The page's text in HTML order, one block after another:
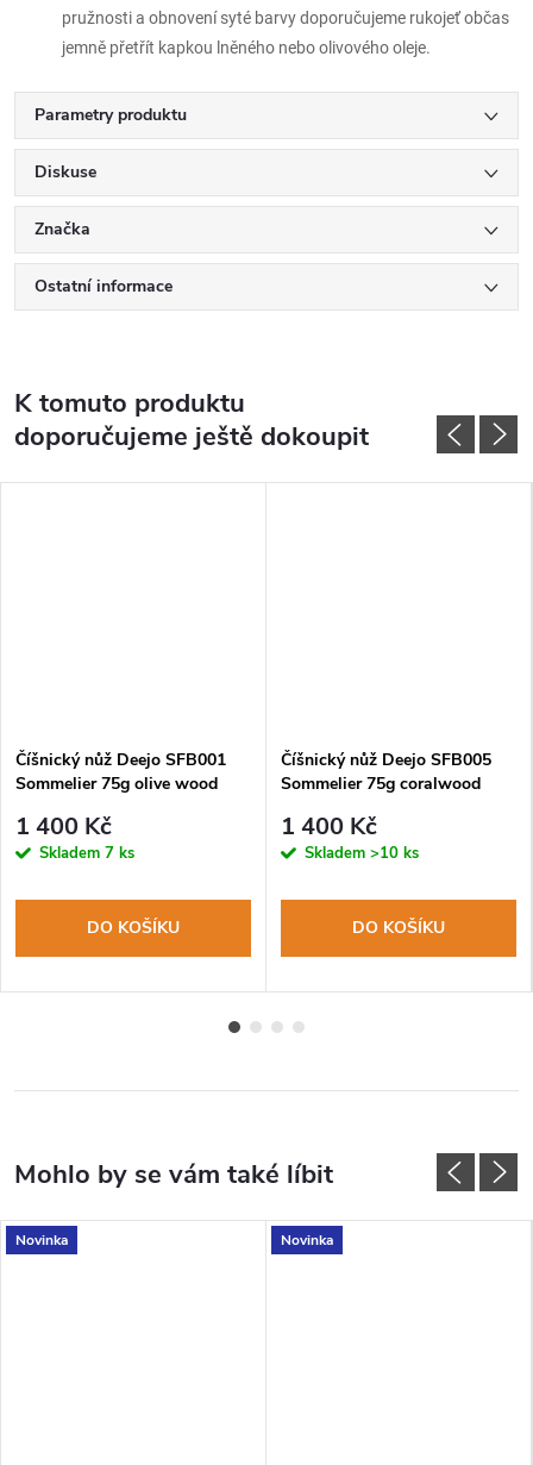
pružnosti a obnovení syté barvy doporučujeme rukojeť občas
jemně přetřít kapkou lněného nebo olivového oleje.
Parametry produktu
Diskuse
Značka
Ostatní informace
K tomuto produktu
doporučujeme ještě dokoupit
Číšnický nůž Deejo SFB001
Sommelier 75g olive wood
1 400 Kč
Skladem 7 ks
DO KOŠÍKU
Číšnický nůž Deejo SFB005
Sommelier 75g coralwood
1 400 Kč
Skladem >10 ks
DO KOŠÍKU
Novinka Novinka